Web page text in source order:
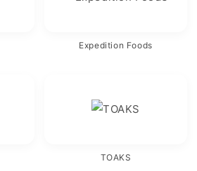
Expedition Foods
TOAKS